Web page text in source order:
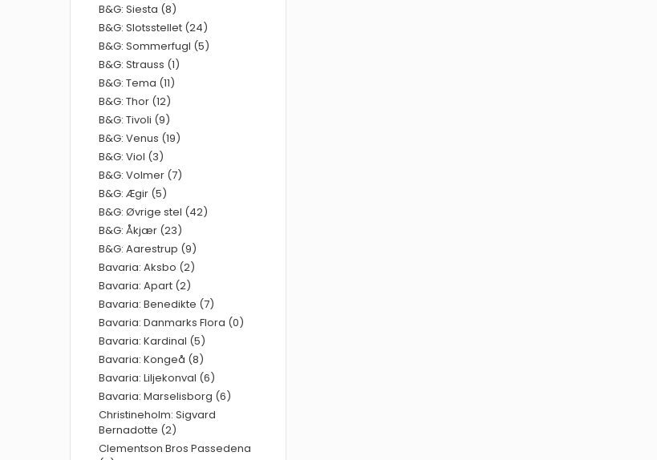
B&G: Siesta (8)
B&G: Slotsstellet (24)
B&G: Sommerfugl (5)
B&G: Strauss (1)
B&G: Tema (11)
B&G: Thor (12)
B&G: Tivoli (9)
B&G: Venus (19)
B&G: Viol (3)
B&G: Volmer (7)
B&G: Ægir (5)
B&G: Øvrige stel (42)
B&G: Åkjær (23)
B&G: Aarestrup (9)
Bavaria: Aksbo (2)
Bavaria: Apart (2)
Bavaria: Benedikte (7)
Bavaria: Danmarks Flora (0)
Bavaria: Kardinal (5)
Bavaria: Kongeå (8)
Bavaria: Liljekonval (6)
Bavaria: Marselisborg (6)
Christineholm: Sigvard
Bernadotte (2)
Clementson Bros Passedena